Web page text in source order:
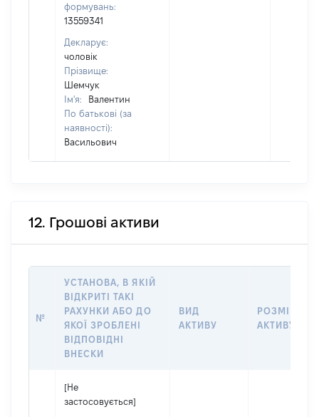
формувань:
13559341
Декларує:
чоловік
Прізвище:
Шемчук
Ім'я:
Валентин
По батькові (за
наявності):
Васильович
12. Грошові активи
№
УСТАНОВА, В ЯКІЙ
ВІДКРИТІ ТАКІ
РАХУНКИ АБО ДО
ЯКОЇ ЗРОБЛЕНІ
ВІДПОВІДНІ
ВНЕСКИ
ВИД
АКТИВУ
РОЗМІР
АКТИВУ
[Не
застосовується]